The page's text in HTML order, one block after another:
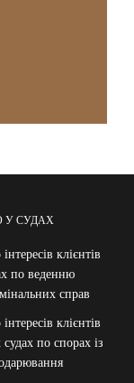
У СУДАХ
клієнтів
по веденню
справ
клієнтів
по спорах із